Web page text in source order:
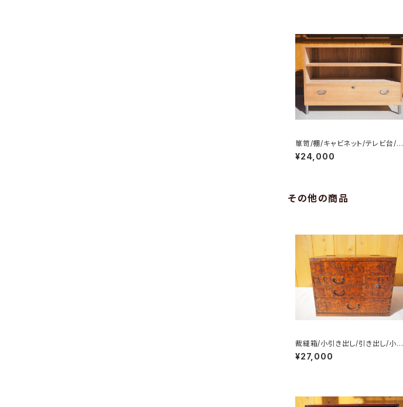
箪笥/棚/キャビネット/テレビ台/チ
ェスト/サイドボード/No.0236
¥24,000
その他の商品
裁縫箱/小引き出し/引き出し/小物
収納/No.0328
¥27,000